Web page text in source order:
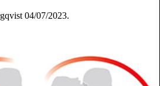
04/07/2023.